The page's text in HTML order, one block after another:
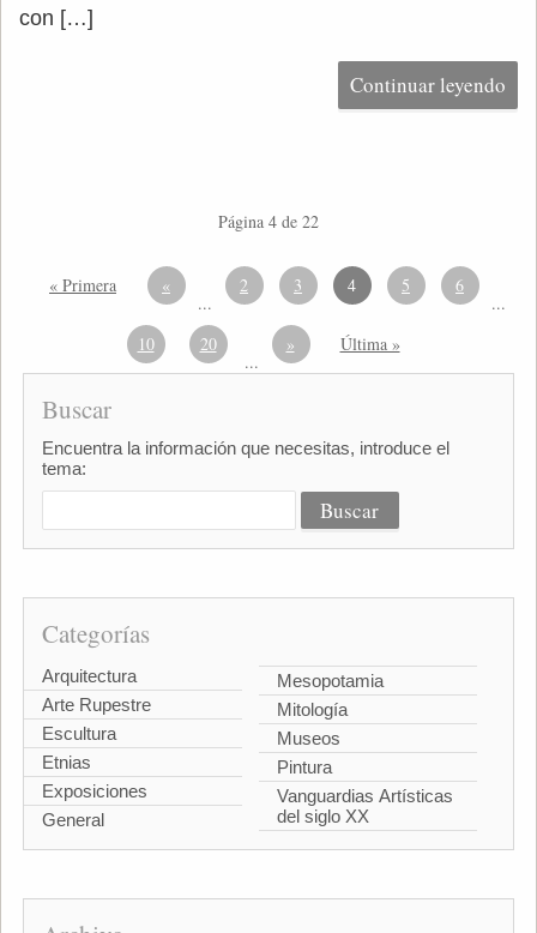
con […]
Continuar leyendo
Página 4 de 22
« Primera «
...
2 3 4 5 6
...
10
20
...
» Última »
Buscar
Encuentra la información que necesitas, introduce el
tema:
Categorías
Arquitectura
Arte Rupestre
Escultura
Etnias
Exposiciones
General
Mesopotamia
Mitología
Museos
Pintura
Vanguardias Artísticas
del siglo XX